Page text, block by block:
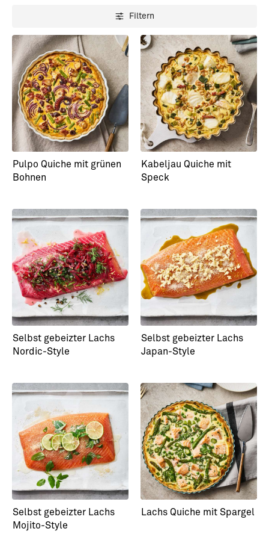
Filtern
Pulpo Quiche mit grünen
Bohnen
Kabeljau Quiche mit
Speck
Selbst gebeizter Lachs
Nordic-Style
Selbst gebeizter Lachs
Japan-Style
Selbst gebeizter Lachs
Mojito-Style
Lachs Quiche mit Spargel